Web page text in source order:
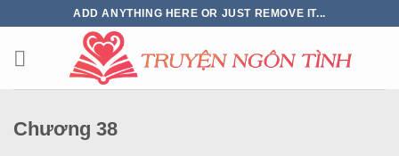
ADD ANYTHING HERE OR JUST REMOVE IT...
Chương 38